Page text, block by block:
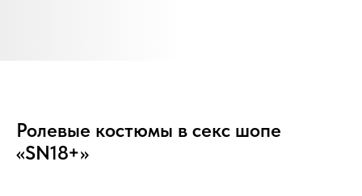
Ролевые костюмы в секс шопе
«SN18+»